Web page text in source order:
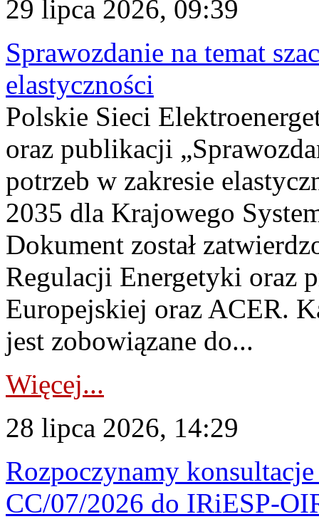
29 lipca 2026, 09:39
Sprawozdanie na temat
elastyczności
Polskie Sieci
oraz publikacji
potrzeb w zakresie
2035 dla Krajowego
Dokument został
Regulacji Energetyki oraz
Europejskiej oraz ACER.
jest zobowiązane do...
Więcej...
28 lipca 2026, 14:29
Rozpoczynamy
CC/07/2026 do IRiESP-